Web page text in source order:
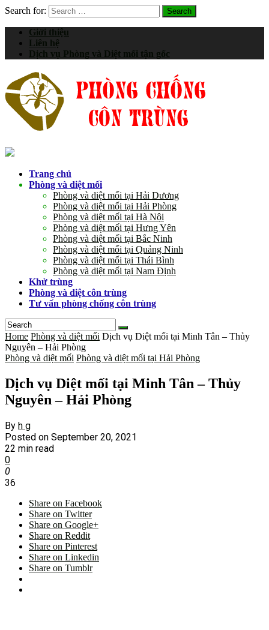
Search for:
Giới thiệu
Liên hệ
Dịch vụ Phòng và Diệt mối tận gốc
Trang chủ
Phòng và diệt mối
Phòng và diệt mối tại Hải Dương
Phòng và diệt mối tại Hải Phòng
Phòng và diệt mối tại Hà Nội
Phòng và diệt mối tại Hưng Yên
Phòng và diệt mối tại Bắc Ninh
Phòng và diệt mối tại Quảng Ninh
Phòng và diệt mối tại Thái Bình
Phòng và diệt mối tại Nam Định
Khử trùng
Phòng và diệt côn trùng
Tư vấn phòng chống côn trùng
Home Phòng và diệt mối Dịch vụ Diệt mối tại Minh Tân – Thủy
Nguyên – Hải Phòng
Phòng và diệt mối Phòng và diệt mối tại Hải Phòng
Dịch vụ Diệt mối tại Minh Tân – Thủy
Nguyên – Hải Phòng
By h g
Posted on September 20, 2021
22 min read
0
0
36
Share on Facebook
Share on Twitter
Share on Google+
Share on Reddit
Share on Pinterest
Share on Linkedin
Share on Tumblr